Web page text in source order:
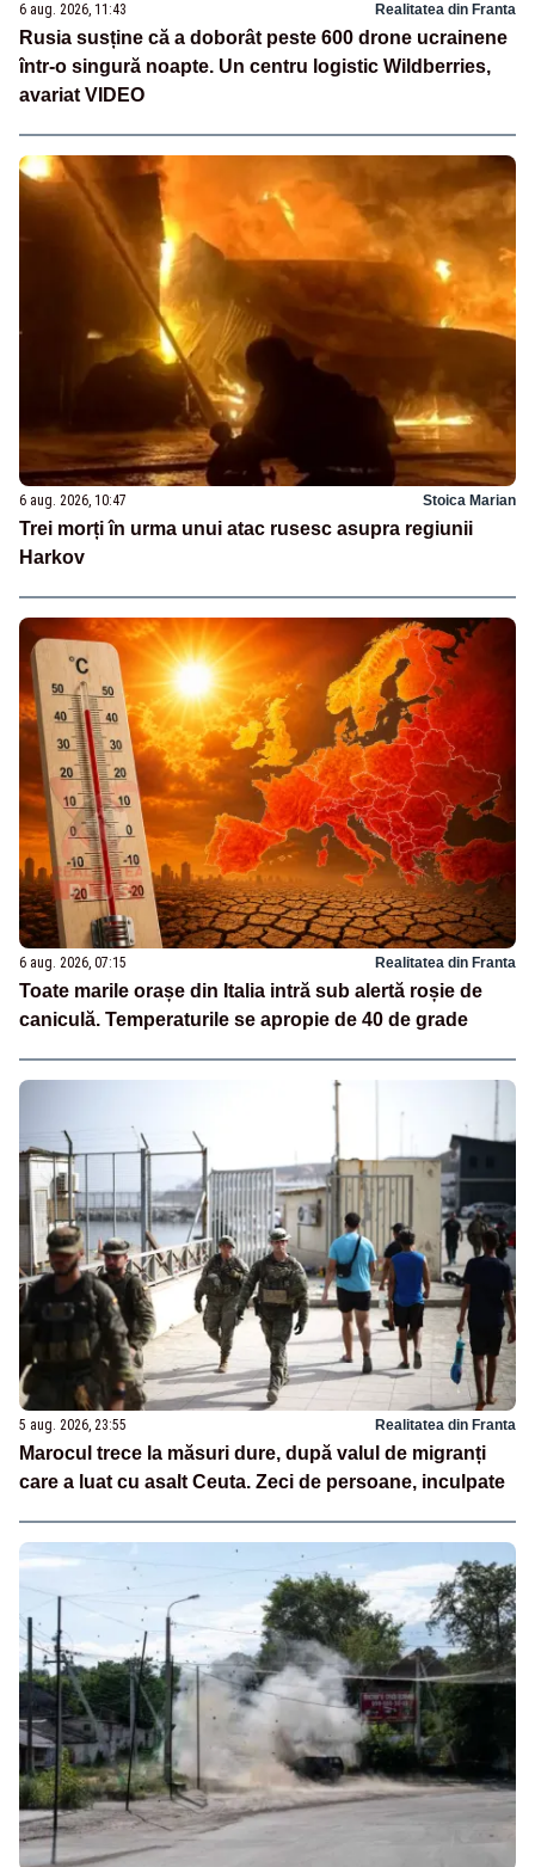
6 aug. 2026, 11:43 Realitatea din Franta
Rusia susține că a doborât peste 600 drone ucrainene
într-o singură noapte. Un centru logistic Wildberries,
avariat VIDEO
6 aug. 2026, 10:47 Stoica Marian
Trei morți în urma unui atac rusesc asupra regiunii
Harkov
6 aug. 2026, 07:15 Realitatea din Franta
Toate marile orașe din Italia intră sub alertă roșie de
caniculă. Temperaturile se apropie de 40 de grade
5 aug. 2026, 23:55 Realitatea din Franta
Marocul trece la măsuri dure, după valul de migranți
care a luat cu asalt Ceuta. Zeci de persoane, inculpate